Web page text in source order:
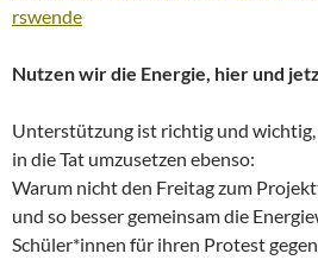
rswende
Nutzen wir die Energie, hier und
Unterstützung ist richtig und wichtig,
in die Tat umzusetzen ebenso:
Warum nicht den Freitag zum
und so besser gemeinsam die
Schüler*innen für ihren Protest